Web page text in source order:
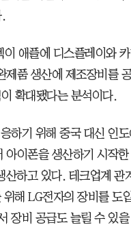
애플에 디스플레이와
품 생산에 제조장비를
확대됐다는 분석이다.
하기 위해 중국 대신 인
이폰을 생산하기 시작한
산하고 있다. 테크업계 관
해 LG전자의 장비를 도
장비 공급도 늘릴 수 있